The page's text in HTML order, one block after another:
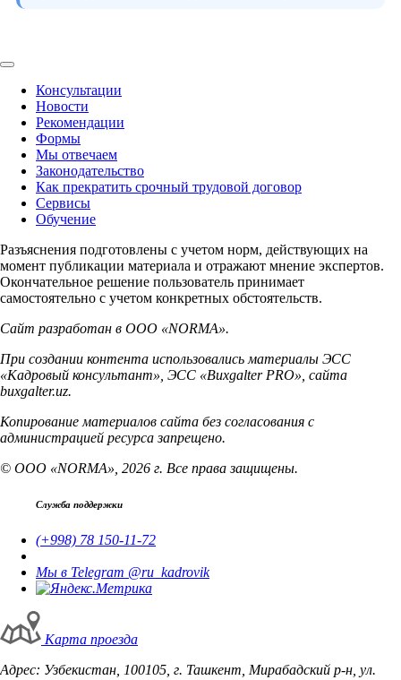
Консультации
Новости
Рекомендации
Формы
Мы отвечаем
Законодательство
Как прекратить срочный трудовой договор
Сервисы
Обучение
Разъяснения подготовлены с учетом норм, действующих на
момент публикации материала и отражают мнение экспертов.
Окончательное решение пользователь принимает
самостоятельно с учетом конкретных обстоятельств.
Сайт разработан в ООО «NORMA».
При создании контента использовались материалы ЭСС
«Кадровый консультант», ЭСС «Buxgalter PRO», сайта
buxgalter.uz.
Копирование материалов сайта без согласования с
администрацией ресурса запрещено.
© ООО «NORMA», 2026 г. Все права защищены.
Служба поддержки
(+998) 78 150-11-72
Мы в Telegram @ru_kadrovik
Карта проезда
Адрес: Узбекистан, 100105, г. Ташкент, Мирабадский р-н, ул.